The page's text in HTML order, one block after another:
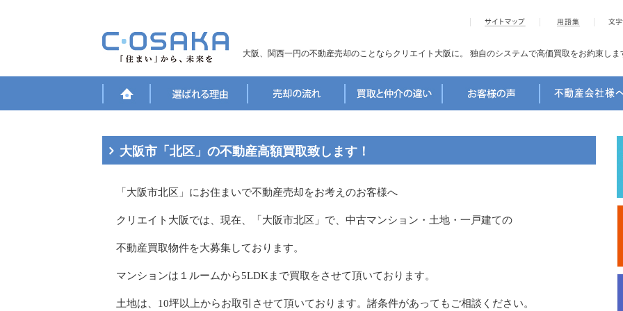
大阪、関西一円の不動産売却のことならクリエイト大阪に。 独自のシステムで高価買取をお約束しま
大阪市「北区」の不動産高額買取致します！
「大阪市北区」にお住まいで不動産売却をお考えのお客様へ
クリエイト大阪では、現在、「大阪市北区」で、中古マンション・土地・一戸建ての
不動産買取物件を大募集しております。
マンションは１ルームから5LDKまで買取をさせて頂いております。
土地は、10坪以上からお取引させて頂いております。諸条件があってもご相談ください。